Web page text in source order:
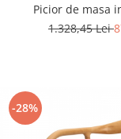
Picior de masa
1.328,45 Lei
-28%